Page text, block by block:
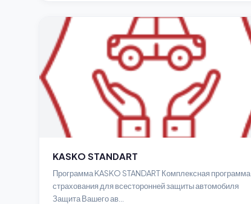
KASKO STANDART
Программа KASKO STANDART Комплексная программа
страхования для всесторонней защиты автомобиля
Защита Вашего ав...